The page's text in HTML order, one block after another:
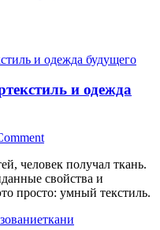
и одежда
человек получал ткань.
свойства и
просто: умный текстиль.
ткани